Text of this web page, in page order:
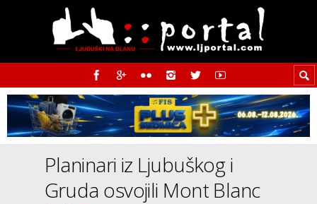
Planinari iz Ljubuškog i
Gruda osvojili Mont Blanc